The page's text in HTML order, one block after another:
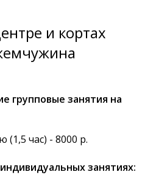
и кортах
групповые занятия на
(1,5 час) - 8000 р.
занятиях: